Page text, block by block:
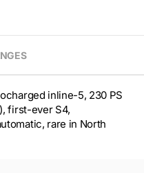
inline-5, 230 PS
first-ever S4,
rare in North